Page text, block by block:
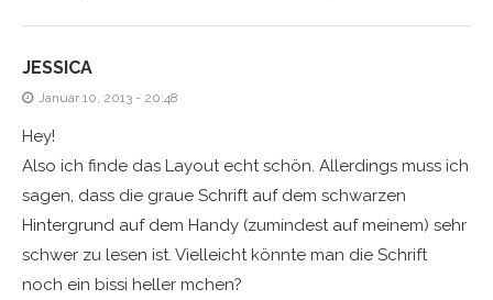
JESSICA
Januar 10, 2013 - 20:48
Hey!
Also ich finde das Layout echt schön. Allerdings muss ich
sagen, dass die graue Schrift auf dem schwarzen
Hintergrund auf dem Handy (zumindest auf meinem) sehr
schwer zu lesen ist. Vielleicht könnte man die Schrift
noch ein bissi heller mchen?